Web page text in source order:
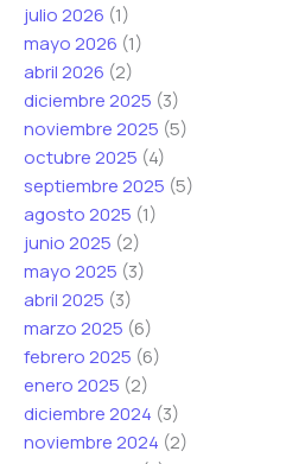
i
c
o
C
o
r
r
e
o
C
o
r
r
e
o
i
c
o
C
o
r
r
e
o
e
c
t
r
ó
n
i
c
o
*
julio 2026 (1)
mayo 2026 (1)
abril 2026 (2)
diciembre 2025 (3)
noviembre 2025 (5)
octubre 2025 (4)
septiembre 2025 (5)
agosto 2025 (1)
junio 2025 (2)
mayo 2025 (3)
abril 2025 (3)
marzo 2025 (6)
febrero 2025 (6)
enero 2025 (2)
diciembre 2024 (3)
noviembre 2024 (2)